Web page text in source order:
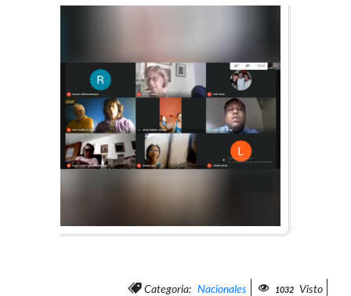
Categoria: Nacionales 1032 Visto